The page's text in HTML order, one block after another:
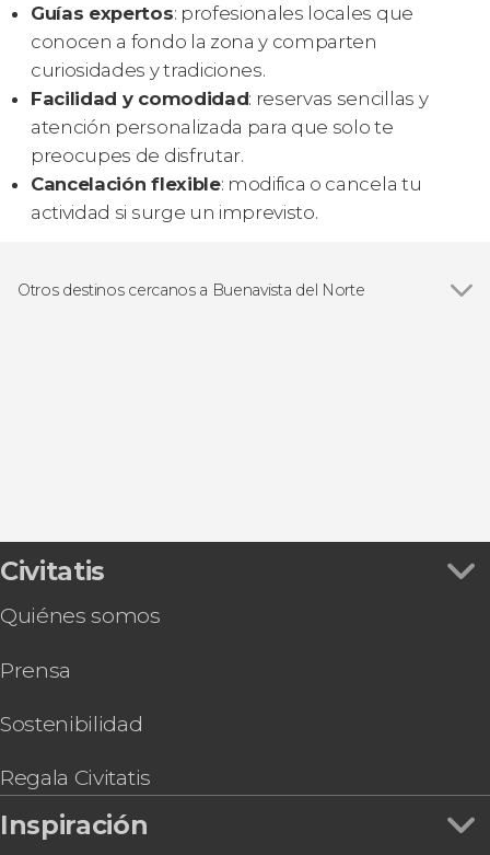
Guías expertos: profesionales locales que
conocen a fondo la zona y comparten
curiosidades y tradiciones.
Facilidad y comodidad: reservas sencillas y
atención personalizada para que solo te
preocupes de disfrutar.
Cancelación flexible: modifica o cancela tu
actividad si surge un imprevisto.
Otros destinos cercanos a Buenavista del Norte
Civitatis
Quiénes somos
Prensa
Sostenibilidad
Regala Civitatis
Inspiración